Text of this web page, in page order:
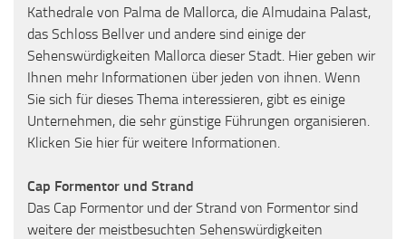
Kathedrale von Palma de Mallorca, die Almudaina Palast,
das Schloss Bellver und andere sind einige der
Sehenswürdigkeiten Mallorca dieser Stadt. Hier geben wir
Ihnen mehr Informationen über jeden von ihnen. Wenn
Sie sich für dieses Thema interessieren, gibt es einige
Unternehmen, die sehr günstige Führungen organisieren.
Klicken Sie hier für weitere Informationen.
Cap Formentor und Strand
Das Cap Formentor und der Strand von Formentor sind
weitere der meistbesuchten Sehenswürdigkeiten